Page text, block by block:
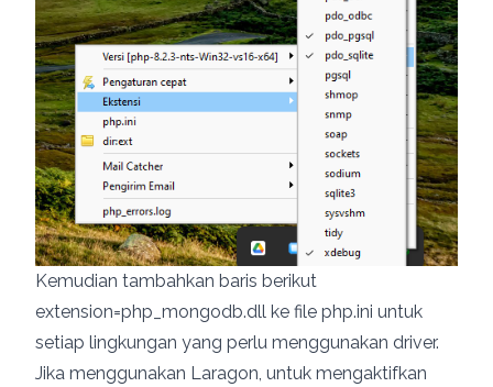
Kemudian tambahkan baris berikut
extension=php_mongodb.dll ke file php.ini untuk
setiap lingkungan yang perlu menggunakan driver.
Jika menggunakan Laragon, untuk mengaktifkan